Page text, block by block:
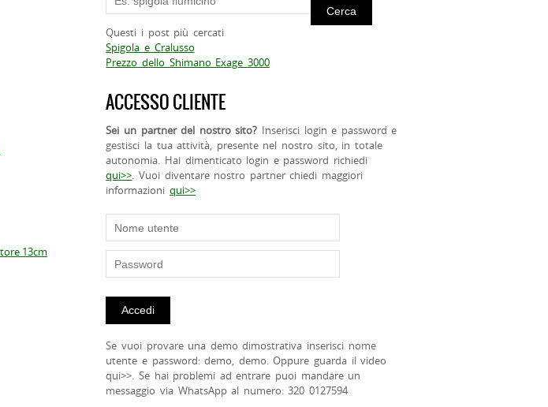
13cm
Questi i post più cercati
Spigola e Cralusso
Prezzo dello Shimano Exage 3000
ACCESSO CLIENTE
Sei un partner del nostro sito? Inserisci login e password e
gestisci la tua attività, presente nel nostro sito, in totale
autonomia. Hai dimenticato login e password richiedi
qui>>. Vuoi diventare nostro partner chiedi maggiori
informazioniqui>>
Se vuoi provare una demo dimostrativa inserisci nome
utente e password: demo, demo. Oppure guarda il video
qui>>. Se hai problemi ad entrare puoi mandare un
messaggio via WhatsApp al numero: 320 0127594